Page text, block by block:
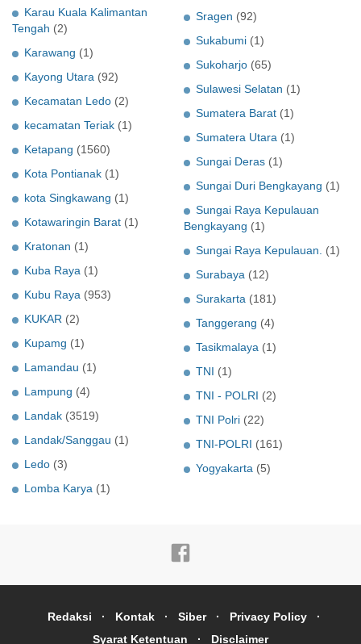
Karau Kuala Kalimantan
Tengah (2)
Karawang (1)
Kayong Utara (92)
Kecamatan Ledo (2)
kecamatan Teriak (1)
Ketapang (1560)
Kota Pontianak (1)
kota Singkawang (1)
Kotawaringin Barat (1)
Kratonan (1)
Kuba Raya (1)
Kubu Raya (953)
KUKAR (2)
Kupamg (1)
Lamandau (1)
Lampung (4)
Landak (3519)
Landak/Sanggau (1)
Ledo (3)
Lomba Karya (1)
Sragen (92)
Sukabumi (1)
Sukoharjo (65)
Sulawesi Selatan (1)
Sumatera Barat (1)
Sumatera Utara (1)
Sungai Deras (1)
Sungai Duri Bengkayang (1)
Sungai Raya Kepulauan
Bengkayang (1)
Sungai Raya Kepulauan. (1)
Surabaya (12)
Surakarta (181)
Tanggerang (4)
Tasikmalaya (1)
TNI (1)
TNI - POLRI (2)
TNI Polri (22)
TNI-POLRI (161)
Yogyakarta (5)
Redaksi Kontak Siber
Privacy Policy
Syarat Ketentuan
Disclaimer